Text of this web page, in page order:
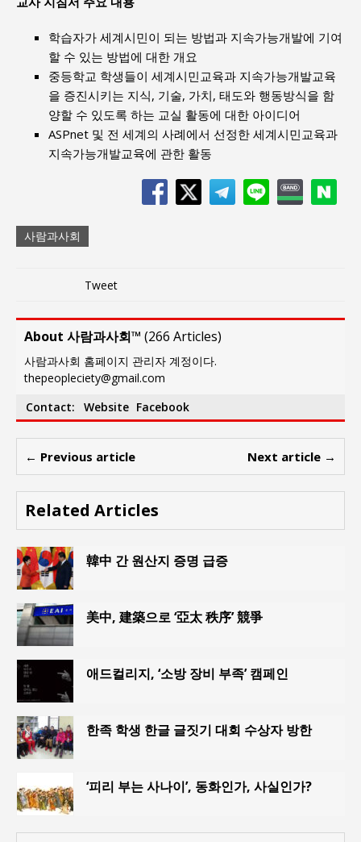
학습자가 세계시민이 되는 방법과 지속가능개발에 기여
할 수 있는 방법에 대한 개요
중등학교 학생들이 세계시민교육과 지속가능개발교육
을 증진시키는 지식, 기술, 가치, 태도와 행동방식을 함
양할 수 있도록 하는 교실 활동에 대한 아이디어
ASPnet 및 전 세계의 사례에서 선정한 세계시민교육과
지속가능개발교육에 관한 활동
사람과사회
Tweet
About 사람과사회™ (266 Articles)
사람과사회 홈페이지 관리자 계정이다.
thepeopleciety@gmail.com
Contact:
Website Facebook
← Previous article Next article →
Related Articles
韓中 간 원산지 증명 급증
美中, 建築으로 ‘亞太 秩序’ 競爭
애드컬리지, ‘소방 장비 부족’ 캠페인
한족 학생 한글 글짓기 대회 수상자 방한
‘피리 부는 사나이’, 동화인가, 사실인가?